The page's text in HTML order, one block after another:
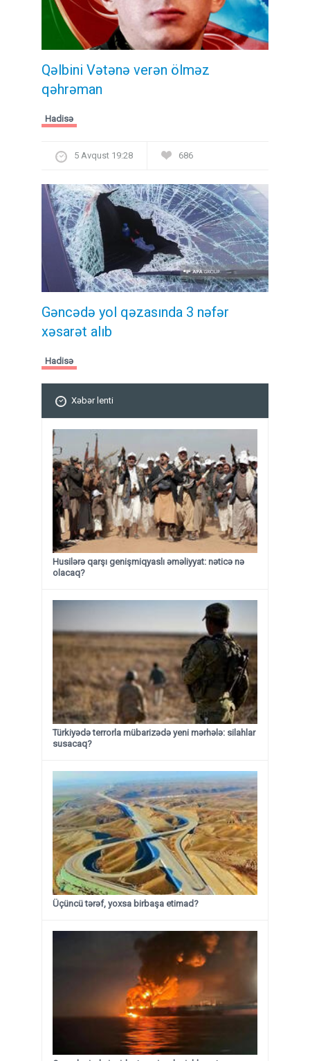
Qəlbini Vətənə verən ölməz
qəhrəman
Hadisə
5 Avqust 19:28 686
Gəncədə yol qəzasında 3 nəfər
xəsarət alıb
Hadisə
Xəbər lenti
Husilərə qarşı genişmiqyaslı əməliyyat: nəticə nə
olacaq?
Türkiyədə terrorla mübarizədə yeni mərhələ: silahlar
susacaq?
Üçüncü tərəf, yoxsa birbaşa etimad?